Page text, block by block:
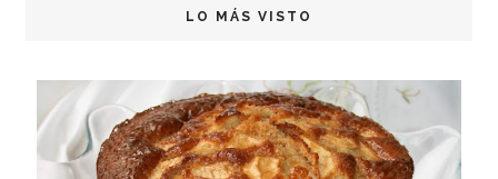
LO MÁS VISTO